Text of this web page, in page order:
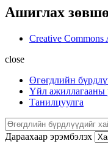
Ашиглах
Creative Commons
close
Өгөгдлийн
Үйл ажиллагааны
Танилцуулга
Дараахаар эрэмбэлэх